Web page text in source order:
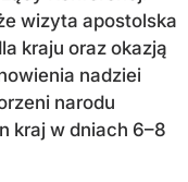
wizyta apostolska
kraju oraz okazją
nadziei
narodu
kraj w dniach 6–8